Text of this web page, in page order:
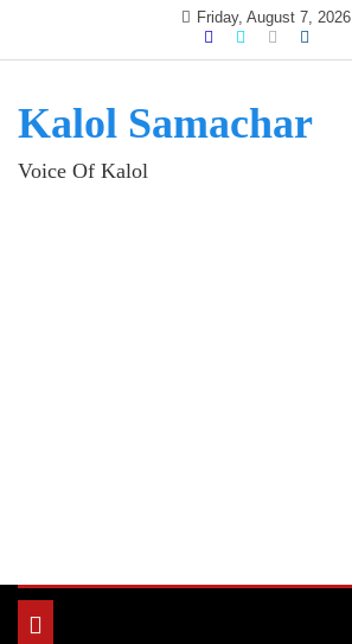
Friday, August 7, 2026
Kalol Samachar
Voice Of Kalol
Toggle